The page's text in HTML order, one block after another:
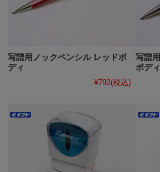
写譜用ノックペンシル レッドボ
ディ
¥792(税込)
写譜
ボディ